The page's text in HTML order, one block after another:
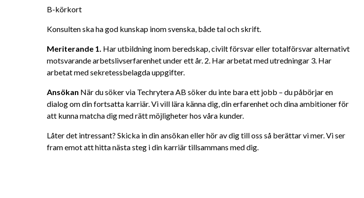
B-körkort
Konsulten ska ha god kunskap inom svenska, både tal och skrift.
Meriterande 1. Har utbildning inom beredskap, civilt försvar eller totalförsvar alternativt
motsvarande arbetslivserfarenhet under ett år. 2. Har arbetat med utredningar 3. Har
arbetat med sekretessbelagda uppgifter.
Ansökan När du söker via Techrytera AB söker du inte bara ett jobb – du påbörjar en
dialog om din fortsatta karriär. Vi vill lära känna dig, din erfarenhet och dina ambitioner för
att kunna matcha dig med rätt möjligheter hos våra kunder.
Låter det intressant? Skicka in din ansökan eller hör av dig till oss så berättar vi mer. Vi ser
fram emot att hitta nästa steg i din karriär tillsammans med dig.